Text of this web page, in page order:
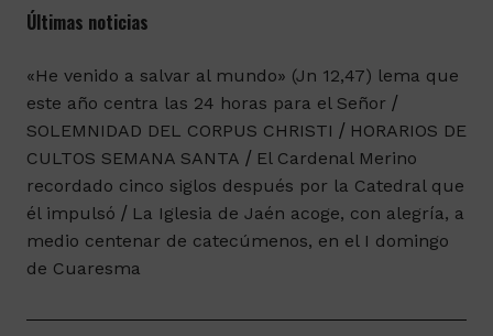
Últimas noticias
«He venido a salvar al mundo» (Jn 12,47) lema que
este año centra las 24 horas para el Señor
SOLEMNIDAD DEL CORPUS CHRISTI
HORARIOS DE
CULTOS SEMANA SANTA
El Cardenal Merino
recordado cinco siglos después por la Catedral que
él impulsó
La Iglesia de Jaén acoge, con alegría, a
medio centenar de catecúmenos, en el I domingo
de Cuaresma